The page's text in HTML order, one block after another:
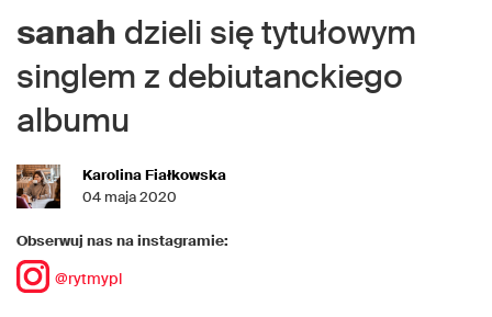
sanah dzieli się tytułowym
singlem z debiutanckiego
albumu
Karolina Fiałkowska
04 maja 2020
Obserwuj nas na instagramie:
@rytmypl